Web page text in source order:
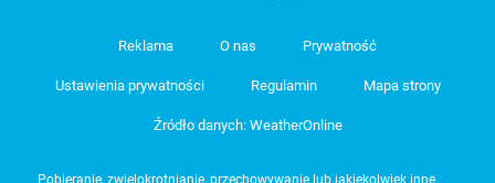
Reklama O nas Prywatność
Ustawienia prywatności Regulamin Mapa strony
Źródło danych: WeatherOnline
Pobieranie, zwielokrotnianie, przechowywanie lub jakiekolwiek inne